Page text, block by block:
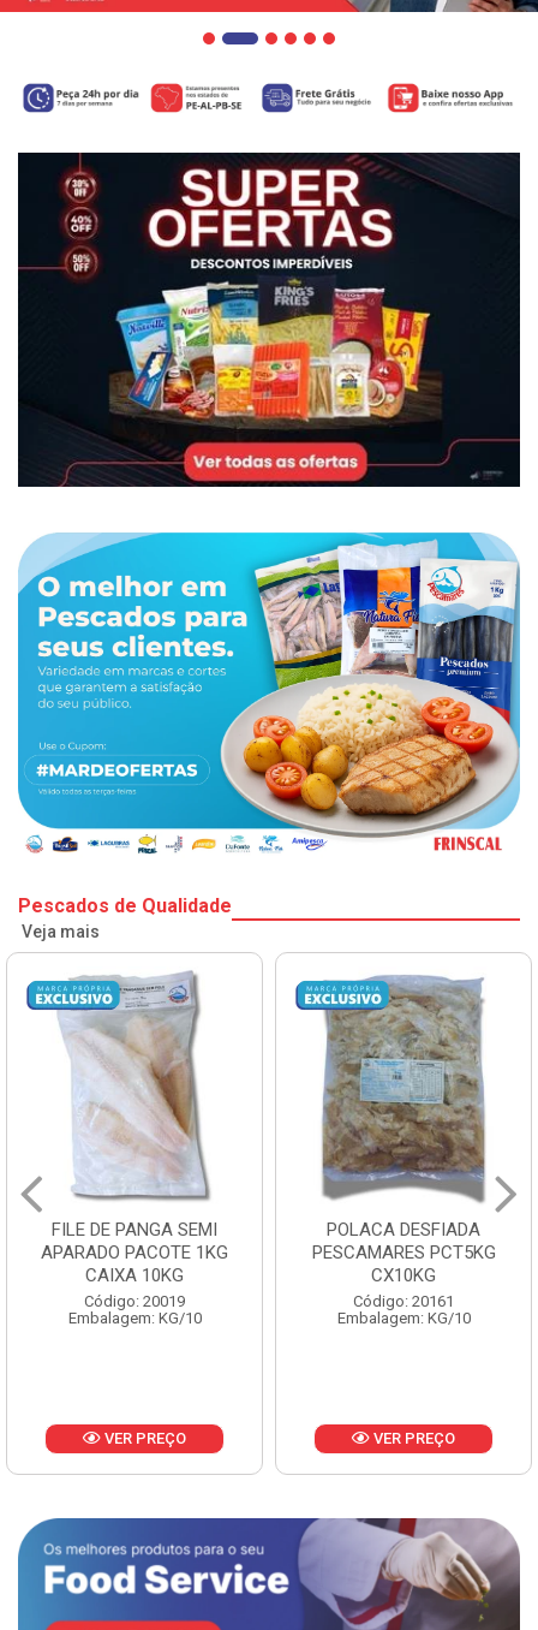
Pescados de Qualidade
Veja mais
FILE DE PANGA SEMI
APARADO PACOTE 1KG
CAIXA 10KG
Código: 20019
Embalagem: KG/10
VER PREÇO
POLACA DESFIADA
PESCAMARES PCT5KG
CX10KG
Código: 20161
Embalagem: KG/10
VER PREÇO